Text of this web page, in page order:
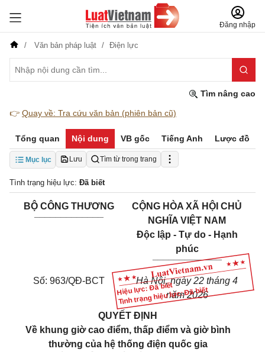
Đăng nhập
Văn bản pháp luật Điện lực
Tìm nâng cao
👉 Quay về: Tra cứu văn bản (phiên bản cũ)
Tổng quan Nội dung VB gốc Tiếng Anh Lược đồ
Mục lục Lưu Tìm từ trong trang
Tình trạng hiệu lực: Đã biết
Hiệu lực: Đã biết
Tình trạng hiệu lực: Đã biết
BỘ CÔNG THƯƠNG
_____________
CỘNG HÒA XÃ HỘI CHỦ
NGHĨA VIỆT NAM
Độc lập - Tự do - Hạnh
phúc
_____________
Số: 963/QĐ-BCT
Hà Nội, ngày 22 tháng 4
năm 2026
QUYẾT ĐỊNH
Về khung giờ cao điểm, thấp điểm và giờ bình
thường của hệ thống điện quốc gia